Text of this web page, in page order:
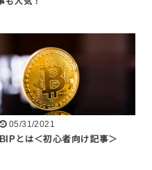
05/31/2021
BIPとは＜初心者向け記事＞